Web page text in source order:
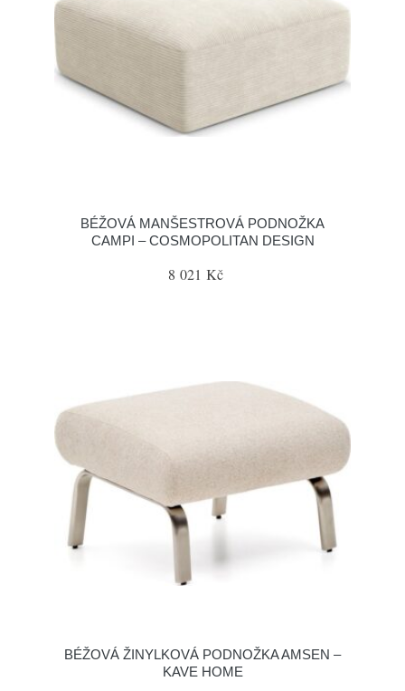
BÉŽOVÁ MANŠESTROVÁ PODNOŽKA
CAMPI – COSMOPOLITAN DESIGN
8 021 Kč
BÉŽOVÁ ŽINYLKOVÁ PODNOŽKA AMSEN –
KAVE HOME